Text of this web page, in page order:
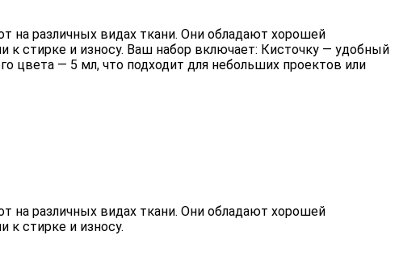
на различных видах ткани. Они обладают хорошей
стирке и износу. Ваш набор включает: Кисточку — удобный
цвета — 5 мл, что подходит для небольших проектов или
на различных видах ткани. Они обладают хорошей
стирке и износу.